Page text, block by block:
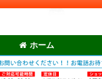
ホーム